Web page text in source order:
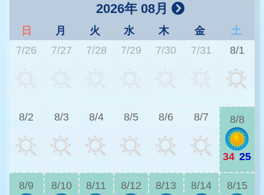
2026年 08月
日 月 火 水 木 金
土
7/26
7/27 7/28 7/29 7/30 7/31 8/1
8/2 8/3 8/4 8/5 8/6 8/7 8/8
34|25
8/9 8/10 8/11 8/12 8/13 8/14 8/15